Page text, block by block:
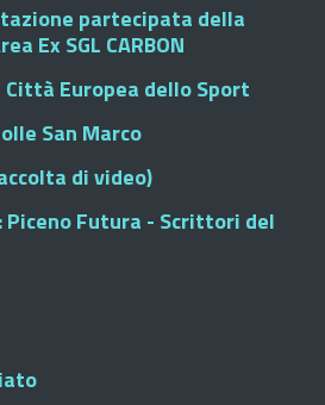
partecipata della
Ex SGL CARBON
Europea dello Sport
San Marco
di video)
Futura - Scrittori del